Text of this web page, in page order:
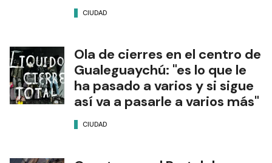
CIUDAD
Ola de cierres en el centro de
Gualeguaychú: "es lo que le
ha pasado a varios y si sigue
así va a pasarle a varios más"
CIUDAD